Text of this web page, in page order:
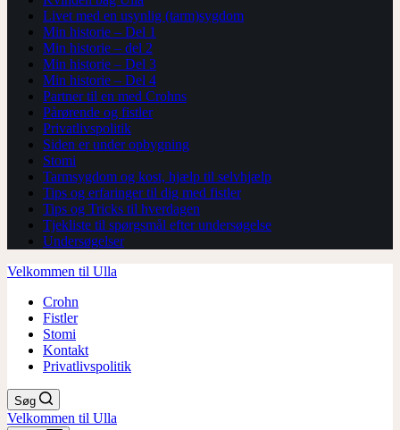
Livet med en usynlig (tarm)sygdom
Min historie – Del 1
Min historie – del 2
Min historie – Del 3
Min historie – Del 4
Partner til en med Crohns
Pårørende og fistler
Privatlivspolitik
Siden er under opbygning
Stomi
Tarmsygdom og kost, hjælp til selvhjælp
Tips og erfaringer til dig med fistler
Tips og Tricks til hverdagen
Tjekliste til spørgsmål efter undersøgelse
Undersøgelser
Velkommen til Ulla
Crohn
Fistler
Stomi
Kontakt
Privatlivspolitik
Søg
Velkommen til Ulla